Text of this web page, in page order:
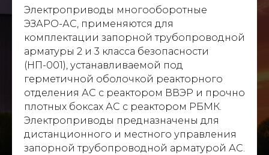
Электроприводы многооборотные
ЭЗАРО-АС, применяются для
комплектации запорной трубопроводной
арматуры 2 и 3 класса безопасности
(НП-001), устанавливаемой под
герметичной оболочкой реакторного
отделения АС с реактором ВВЭР и прочно
плотных боксах АС с реактором РБМК.
Электроприводы предназначены для
дистанционного и местного управления
запорной трубопроводной арматурой АС.